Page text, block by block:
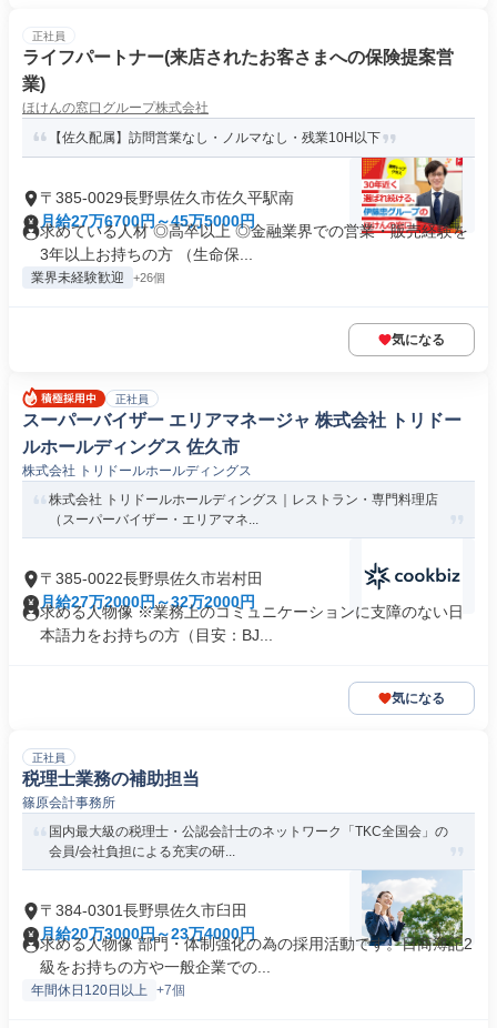
正社員
ライフパートナー(来店されたお客さまへの保険提案営
業)
ほけんの窓口グループ株式会社
【佐久配属】訪問営業なし・ノルマなし・残業10H以下
〒385-0029長野県佐久市佐久平駅南
月給27万6700円～45万5000円
求めている人材 ◎高卒以上 ◎金融業界での営業・販売経験を
3年以上お持ちの方 （生命保...
業界未経験歓迎 +26個
気になる
正社員
スーパーバイザー エリアマネージャ 株式会社 トリドー
ルホールディングス 佐久市
株式会社 トリドールホールディングス
株式会社 トリドールホールディングス｜レストラン・専門料理店
（スーパーバイザー・エリアマネ...
〒385-0022長野県佐久市岩村田
月給27万2000円～32万2000円
求める人物像 ※業務上のコミュニケーションに支障のない日
本語力をお持ちの方（目安：BJ...
気になる
正社員
税理士業務の補助担当
篠原会計事務所
国内最大級の税理士・公認会計士のネットワーク「TKC全国会」の
会員/会社負担による充実の研...
〒384-0301長野県佐久市臼田
月給20万3000円～23万4000円
求める人物像 部門・体制強化の為の採用活動です。日商簿記2
級をお持ちの方や一般企業での...
年間休日120日以上 +7個